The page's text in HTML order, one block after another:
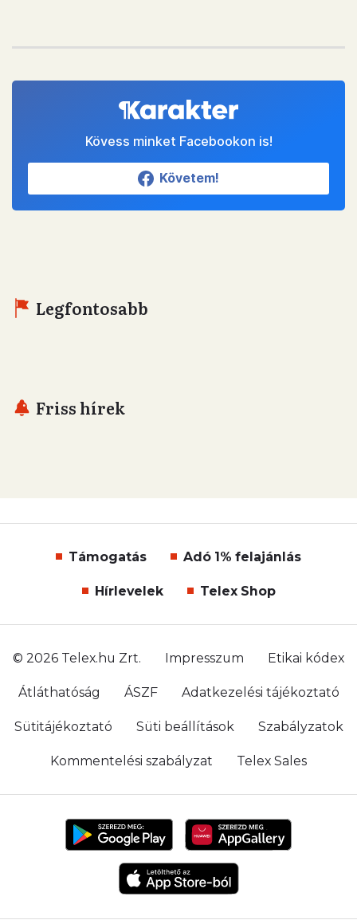
Kövess minket Facebookon is!
Követem!
Legfontosabb
Friss hírek
Támogatás Adó 1% felajánlás
Hírlevelek Telex Shop
© 2026 Telex.hu Zrt. Impresszum Etikai kódex
Átláthatóság ÁSZF Adatkezelési tájékoztató
Sütitájékoztató Süti beállítások Szabályzatok
Kommentelési szabályzat Telex Sales